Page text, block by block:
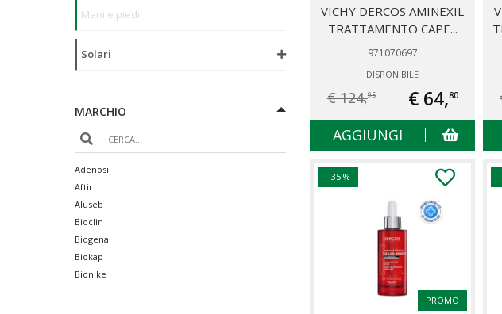
Mani e piedi
Solari
MARCHIO
Adenosil
Aftir
Aluseb
Bioclin
Biogena
Biokap
Bionike
VICHY DERCOS AMINEXIL
TRATTAMENTO CAPE...
971070697
DISPONIBILE
€ 124,95 € 64,80
AGGIUNGI
- 35 %
PROMO